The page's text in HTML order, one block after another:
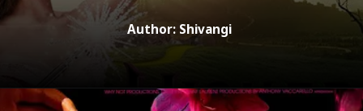
Author: Shivangi